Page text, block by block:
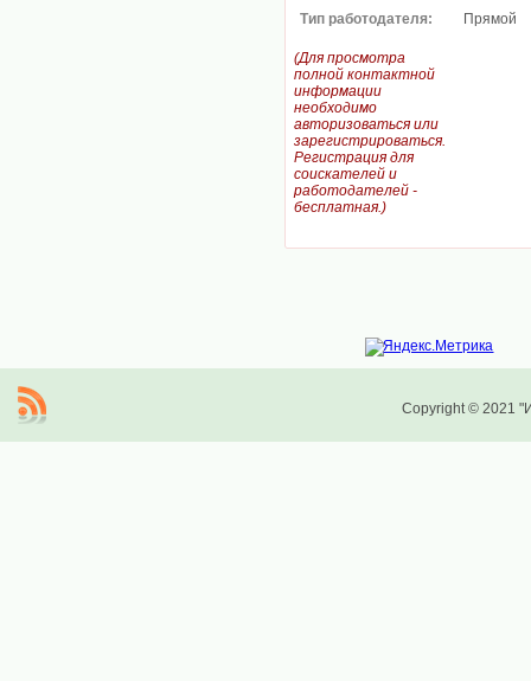
Тип работодателя:
Прямой
(Для просмотра
полной контактной
информации
необходимо
авторизоваться или
зарегистрироваться.
Регистрация для
соискателей и
работодателей -
бесплатная.)
Copyright © 2021